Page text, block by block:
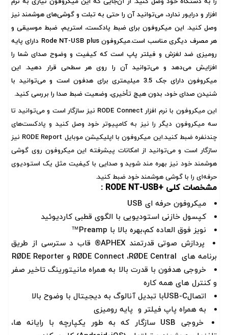
افزار و درایور ندارد، می‌توانید آن را حتی به تبلت و گوشی‌های هوشمند نیز
وصل کنید. این میکروفون برای ضبط پادکست، استریم، ضبط موسیقی و
هر مصرف دیگری مناسب است.میکروفون Rode NT-USB plus دارای پایه
رومیزی ضد لغزش و فیلتر پاپ است که کیفیت و وضوح صدای شما را
افزایش می‌دهد و می‌توانید آن را روی هر سطحی قرار دهید. این
میکروفون دارای جک 3.5 میلیمتری برای هدفون است و می‌توانید با
شنیدن صدای خود، بدون هیچ تأخیری، وضعیت ضبط صدا را بررسی کنید.
این میکروفون با نرم افزار RODE Connect نیز سازگار است و می‌توانید تا
سه میکروفون دیگر را نیز به کامپیوتر خود وصل کنید و پادکست‌های
چندنفره ضبط کنید.این میکروفون با اپلیکیشن موبایل RODE Report نیز
سازگار است و می‌توانید از امکانات پیشرفته این میکروفون روی گوشی
هوشمند خود نیز بهره مند شوید و صدایی با کیفیت مثل یک استودیوی
حرفه‌ای را با گوشی هوشمند خود ضبط کنید.
مشخصات کلی +RODE NT-USB :
میکروفون حرفه ای USB
کپسول خازنی استودیویی با الگوی قطبی کاردیوئید
نویز فوق العاده کم،بهره بالا با Preamp™
پردازش صوتی قدرتمند APHEX® قاب د سترسی از طریق
برنامه های RØDE Connect ،RØDE Central و RØDE Reporter
خروجی هدفون با قدرت بالا به همراه مانیتورینگ تاخیر صفر
و کنترل های همه کاره
اتصالUSB-Cبا تبدیل آنالوگ به دیجیتال با وضوح بالا
به همراه پاپ فیلتر و پایه رومیزی
خروجی USB سازگار که به طور یکپارچه با رایانه ها،